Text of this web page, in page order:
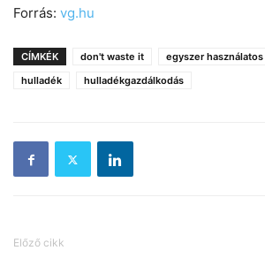
Forrás: vg.hu
CÍMKÉK don't waste it
egyszer
hulladék
hulladékgazdálkodás
Előző cikk